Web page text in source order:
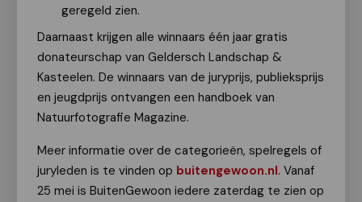
geregeld zien.
Daarnaast krijgen alle winnaars één jaar gratis
donateurschap van Geldersch Landschap &
Kasteelen. De winnaars van de juryprijs, publieksprijs
en jeugdprijs ontvangen een handboek van
Natuurfotografie Magazine.
Meer informatie over de categorieën, spelregels of
juryleden is te vinden op buitengewoon.nl. Vanaf
25 mei is BuitenGewoon iedere zaterdag te zien op